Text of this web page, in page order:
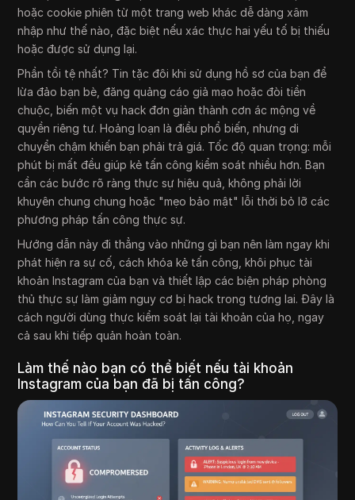
hoặc cookie phiên từ một trang web khác dễ dàng xâm
nhập như thế nào, đặc biệt nếu xác thực hai yếu tố bị thiếu
hoặc được sử dụng lại.
Phần tồi tệ nhất? Tin tặc đôi khi sử dụng hồ sơ của bạn để
lừa đảo bạn bè, đăng quảng cáo giả mạo hoặc đòi tiền
chuộc, biến một vụ hack đơn giản thành cơn ác mộng về
quyền riêng tư. Hoảng loạn là điều phổ biến, nhưng di
chuyển chậm khiến bạn phải trả giá. Tốc độ quan trọng: mỗi
phút bị mất đều giúp kẻ tấn công kiểm soát nhiều hơn. Bạn
cần các bước rõ ràng thực sự hiệu quả, không phải lời
khuyên chung chung hoặc "mẹo bảo mật" lỗi thời bỏ lỡ các
phương pháp tấn công thực sự.
Hướng dẫn này đi thẳng vào những gì bạn nên làm ngay khi
phát hiện ra sự cố, cách khóa kẻ tấn công, khôi phục tài
khoản Instagram của bạn và thiết lập các biện pháp phòng
thủ thực sự làm giảm nguy cơ bị hack trong tương lai. Đây là
cách người dùng thực kiểm soát lại tài khoản của họ, ngay
cả sau khi tiếp quản hoàn toàn.
Làm thế nào bạn có thể biết nếu tài khoản
Instagram của bạn đã bị tấn công?